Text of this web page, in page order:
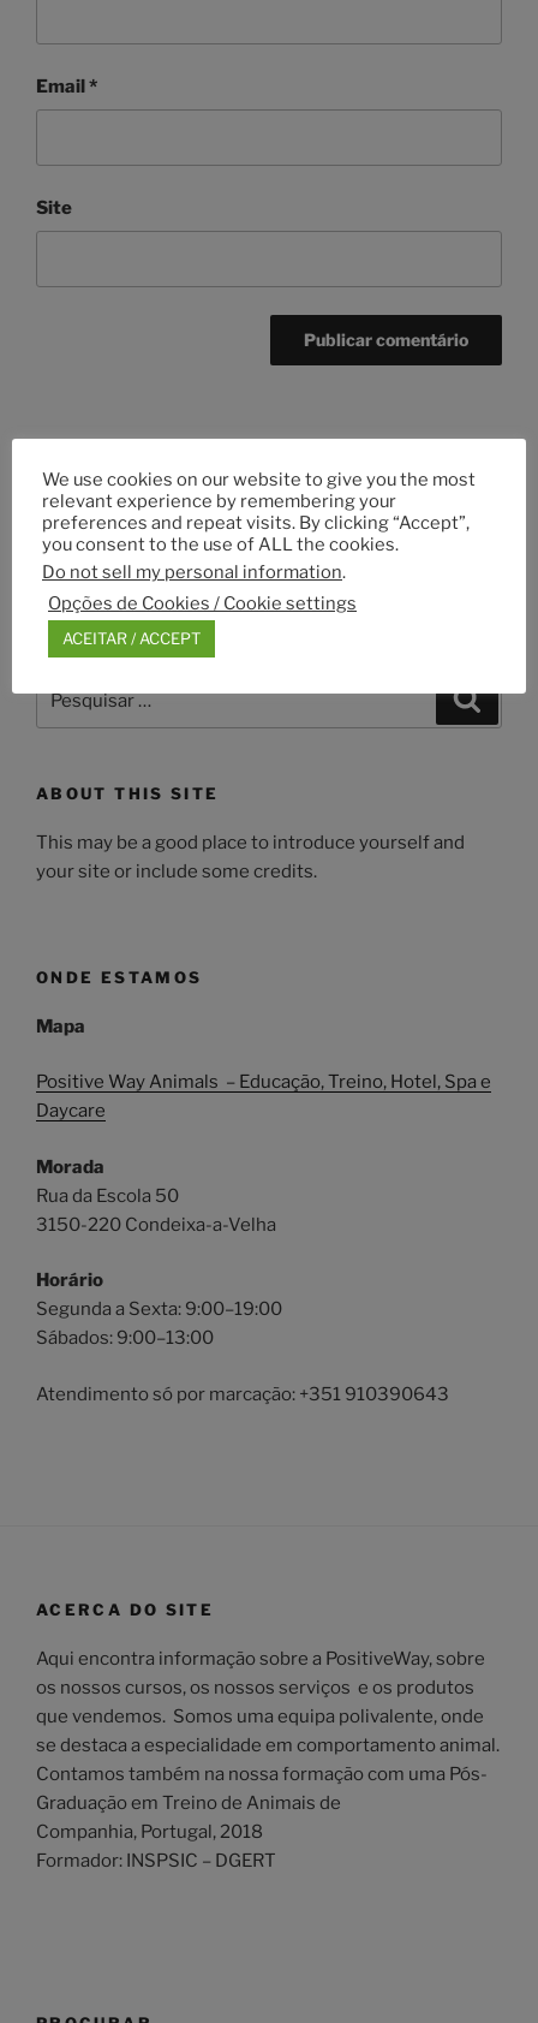
Email*
Site
Navegação
de
artigos
Conteúdo
anterior
ANTERIOR
cropped-IMG_1214_redimensionada_1.jpg
SEARCH
por:
ABOUT THIS SITE
This may be a good place to introduce yourself and
your site or include some credits.
ONDE ESTAMOS
Mapa
Positive Way Animals – Educação, Treino, Hotel, Spa e
Daycare
Morada
Rua da Escola 50
3150-220 Condeixa-a-Velha
Horário
Segunda a Sexta: 9:00–19:00
Sábados: 9:00–13:00
Atendimento só por marcação: +351 910390643
ACERCA DO SITE
Aqui encontra informação sobre a PositiveWay, sobre
os nossos cursos, os nossos serviços e os produtos
que vendemos. Somos uma equipa polivalente, onde
se destaca a especialidade em comportamento animal.
Contamos também na nossa formação com uma Pós-
Graduação em Treino de Animais de
Companhia, Portugal, 2018
Formador: INSPSIC – DGERT
We use cookies on our website to give you the most
relevant experience by remembering your
preferences and repeat visits. By clicking “Accept”,
you consent to the use of ALL the cookies.
Do not sell my personal information.
Opções de Cookies / Cookie settings
ACEITAR / ACCEPT